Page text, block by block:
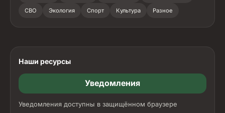
СВО Экология Спорт Культура Разное
Наши ресурсы
Уведомления
Уведомления доступны в защищённом браузере